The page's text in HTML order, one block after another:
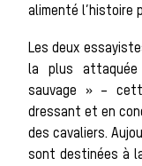
alimenté l’histoire
Les deux
la plus
sauvage » –
dressant et en
des cavaliers.
sont destinées à